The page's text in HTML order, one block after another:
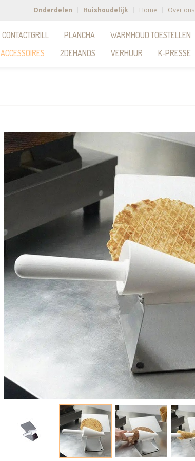
Onderdelen Huishoudelijk Home Over ons
CONTACTGRILL PLANCHA
WARMHOUD TOESTELLEN
ACCESSOIRES
2DEHANDS VERHUUR K-PRESSE